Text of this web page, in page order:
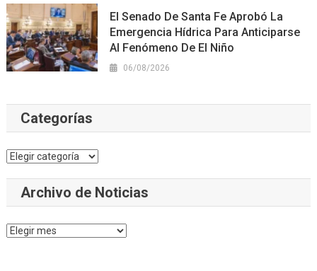
El Senado De Santa Fe Aprobó La
Emergencia Hídrica Para Anticiparse
Al Fenómeno De El Niño
06/08/2026
Categorías
Categorías
Archivo de Noticias
Archivo